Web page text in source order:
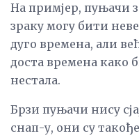
На примјер, пуњачи
зраку могу бити
дуго времена, али
доста времена како
нестала.
Брзи пуњачи нису
снап-у, они су